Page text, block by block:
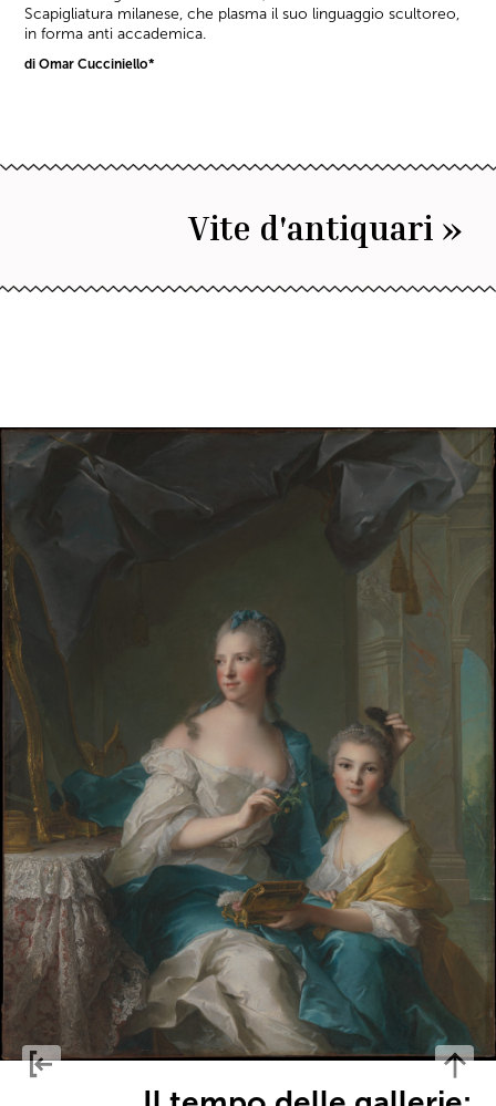
Scapigliatura milanese, che plasma il suo linguaggio scultoreo,
in forma anti accademica.
di Omar Cucciniello*
Vite d'antiquari »